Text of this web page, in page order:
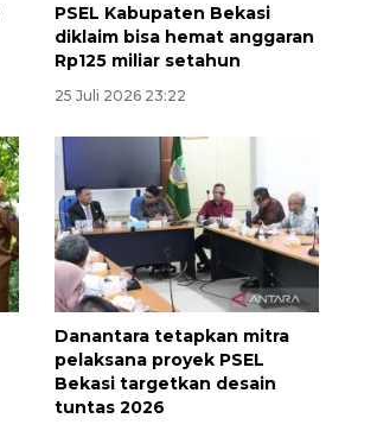
PSEL Kabupaten Bekasi
diklaim bisa hemat anggaran
Rp125 miliar setahun
25 Juli 2026 23:22
Danantara tetapkan mitra
pelaksana proyek PSEL
Bekasi targetkan desain
tuntas 2026